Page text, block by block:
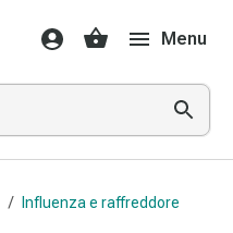
Menu
/ Influenza e raffreddore